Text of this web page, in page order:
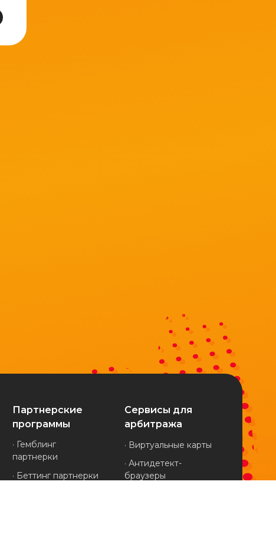
Партнерские
программы
· Гемблинг
партнерки
· Беттинг партнерки
Сервисы для
арбитража
· Виртуальные карты
· Антидетект-
браузеры